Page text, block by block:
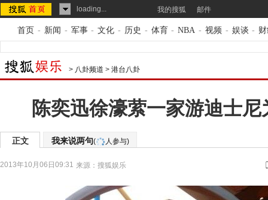
loading... 我的搜狐 邮件
首页 - 新闻 - 军事 - 文化 - 历史 - 体育 - NBA - 视频 - 娱谈 -
> 八卦频道 > 港台八卦
陈奕迅徐濠萦一家游迪士
正文 我来说两句( 人参与)
2013年10月06日09:31 来源： 搜狐娱乐